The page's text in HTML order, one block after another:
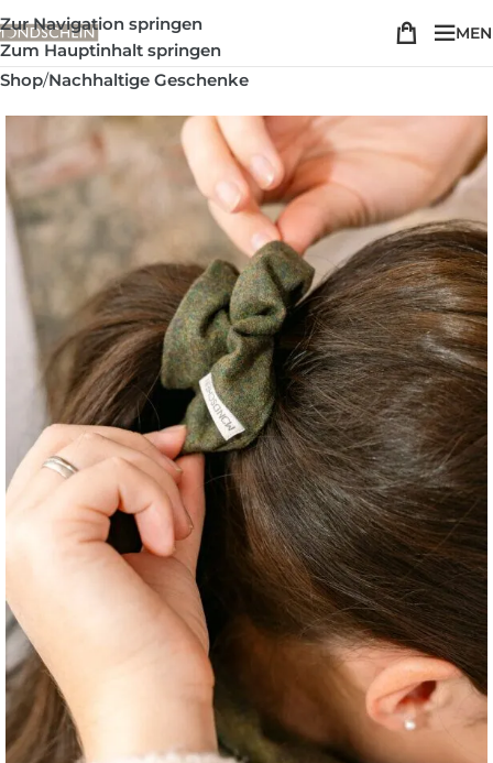
Zur Navigation springen
Zum Hauptinhalt springen
Shop/Nachhaltige Geschenke